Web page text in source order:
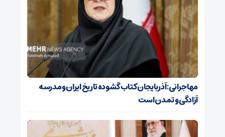
مهاجرانی: آذربایجان کتاب گشوده تاریخ ایران و مدرسه
آزادگی و تمدن است